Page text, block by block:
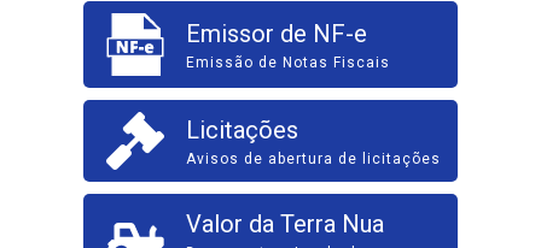
Emissor de NF-e
Emissão de Notas Fiscais
Licitações
Avisos de abertura de licitações
Valor da Terra Nua